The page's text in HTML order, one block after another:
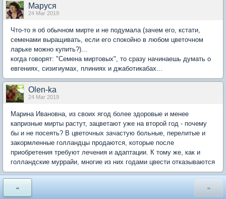
Маруся
24 Mar 2019
Что-то я об обычном мирте и не подумала (зачем его, кстати,
семенами выращивать, если его спокойно в любом цветочном
ларьке можно купить?)...
когда говорят: "Семена миртовых", то сразу начинаешь думать о
евгениях, сизигиумах, плиниях и джаботикабах...
Olen-ka
24 Mar 2019
Марина Ивановна, из своих ягод более здоровые и менее
капризные мирты растут, зацветают уже на второй год - почему
бы и не посеять? В цветочных зачастую больные, перелитые и
закормленные голландцы продаются, которые после
приобретения требуют лечения и адаптации. К тому же, как и
голландские муррайи, многие из них годами цвести отказываются
« »